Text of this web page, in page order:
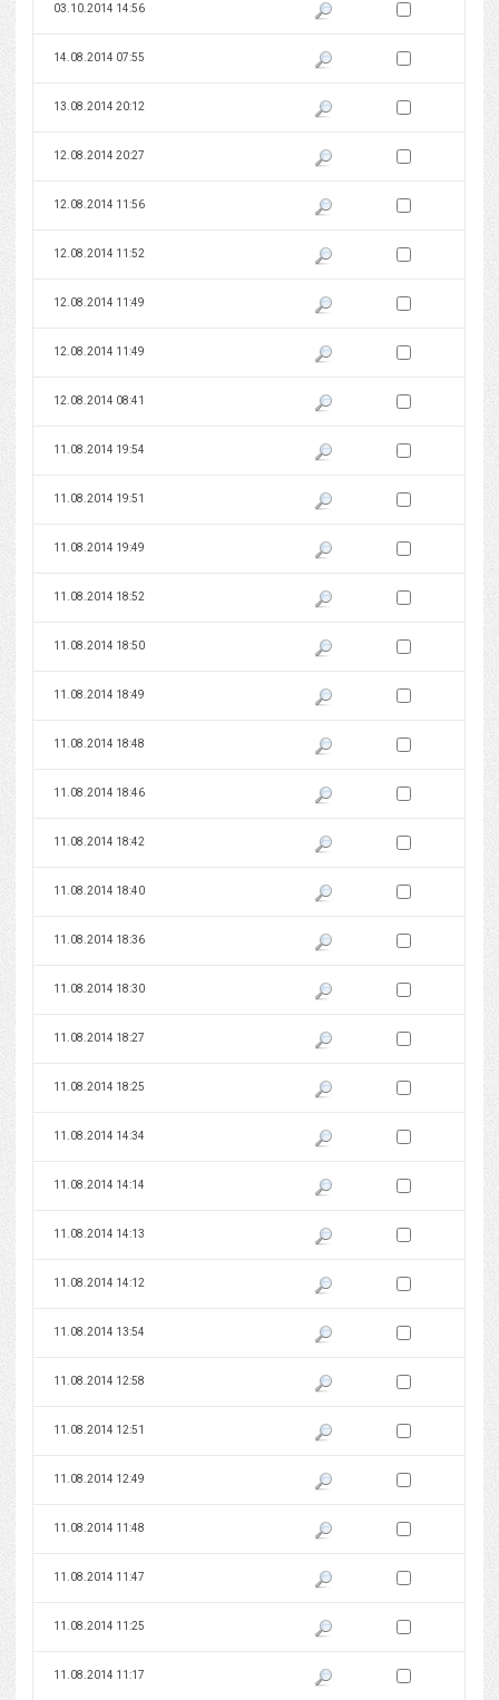
03.10.2014 14:56 Pokaż podgląd wersji z dnia
Zaznacz wersję do
14.08.2014 07:55 Pokaż podgląd wersji z dnia
Zaznacz wersję do
13.08.2014 20:12 Pokaż podgląd wersji z dnia
Zaznacz wersję do
12.08.2014 20:27 Pokaż podgląd wersji z dnia
Zaznacz wersję do
12.08.2014 11:56 Pokaż podgląd wersji z dnia
Zaznacz wersję do
12.08.2014 11:52 Pokaż podgląd wersji z dnia
Zaznacz wersję do
12.08.2014 11:49 Pokaż podgląd wersji z dnia
Zaznacz wersję do
12.08.2014 11:49 Pokaż podgląd wersji z dnia
Zaznacz wersję do
12.08.2014 08:41 Pokaż podgląd wersji z dnia
Zaznacz wersję do
11.08.2014 19:54 Pokaż podgląd wersji z dnia
Zaznacz wersję do
11.08.2014 19:51 Pokaż podgląd wersji z dnia
Zaznacz wersję do
11.08.2014 19:49 Pokaż podgląd wersji z dnia
Zaznacz wersję do
11.08.2014 18:52 Pokaż podgląd wersji z dnia
Zaznacz wersję do
11.08.2014 18:50 Pokaż podgląd wersji z dnia
Zaznacz wersję do
11.08.2014 18:49 Pokaż podgląd wersji z dnia
Zaznacz wersję do
11.08.2014 18:48 Pokaż podgląd wersji z dnia
Zaznacz wersję do
11.08.2014 18:46 Pokaż podgląd wersji z dnia
Zaznacz wersję do
11.08.2014 18:42 Pokaż podgląd wersji z dnia
Zaznacz wersję do
11.08.2014 18:40 Pokaż podgląd wersji z dnia
Zaznacz wersję do
11.08.2014 18:36 Pokaż podgląd wersji z dnia
Zaznacz wersję do
11.08.2014 18:30 Pokaż podgląd wersji z dnia
Zaznacz wersję do
11.08.2014 18:27 Pokaż podgląd wersji z dnia
Zaznacz wersję do
11.08.2014 18:25 Pokaż podgląd wersji z dnia
Zaznacz wersję do
11.08.2014 14:34 Pokaż podgląd wersji z dnia
Zaznacz wersję do
11.08.2014 14:14 Pokaż podgląd wersji z dnia
Zaznacz wersję do
11.08.2014 14:13 Pokaż podgląd wersji z dnia
Zaznacz wersję do
11.08.2014 14:12 Pokaż podgląd wersji z dnia
Zaznacz wersję do
11.08.2014 13:54 Pokaż podgląd wersji z dnia
Zaznacz wersję do
11.08.2014 12:58 Pokaż podgląd wersji z dnia
Zaznacz wersję do
11.08.2014 12:51 Pokaż podgląd wersji z dnia
Zaznacz wersję do
11.08.2014 12:49 Pokaż podgląd wersji z dnia
Zaznacz wersję do
11.08.2014 11:48 Pokaż podgląd wersji z dnia
Zaznacz wersję do
11.08.2014 11:47 Pokaż podgląd wersji z dnia
Zaznacz wersję do
11.08.2014 11:25 Pokaż podgląd wersji z dnia
Zaznacz wersję do
11.08.2014 11:17 Pokaż podgląd wersji z dnia
Zaznacz wersję do